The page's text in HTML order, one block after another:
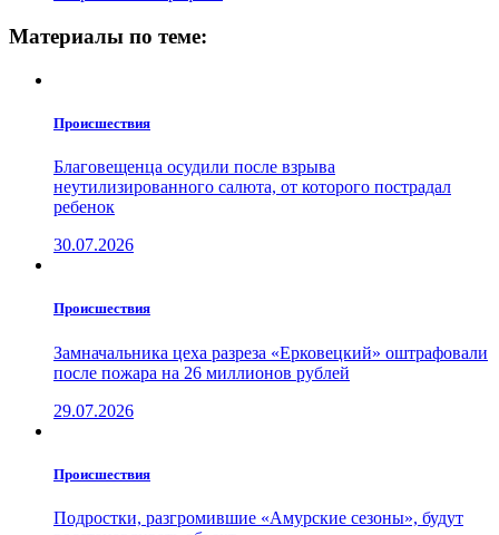
Материалы по теме:
Проиcшествия
Благовещенца осудили после взрыва
неутилизированного салюта, от которого пострадал
ребенок
30.07.2026
Проиcшествия
Замначальника цеха разреза «Ерковецкий» оштрафовали
после пожара на 26 миллионов рублей
29.07.2026
Проиcшествия
Подростки, разгромившие «Амурские сезоны», будут